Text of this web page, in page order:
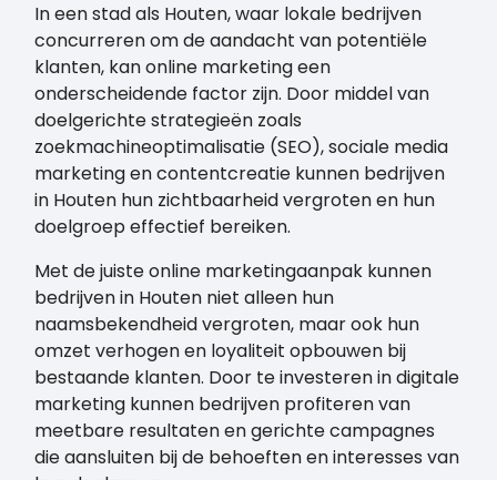
In een stad als Houten, waar lokale bedrijven
concurreren om de aandacht van potentiële
klanten, kan online marketing een
onderscheidende factor zijn. Door middel van
doelgerichte strategieën zoals
zoekmachineoptimalisatie (SEO), sociale media
marketing en contentcreatie kunnen bedrijven
in Houten hun zichtbaarheid vergroten en hun
doelgroep effectief bereiken.
Met de juiste online marketingaanpak kunnen
bedrijven in Houten niet alleen hun
naamsbekendheid vergroten, maar ook hun
omzet verhogen en loyaliteit opbouwen bij
bestaande klanten. Door te investeren in digitale
marketing kunnen bedrijven profiteren van
meetbare resultaten en gerichte campagnes
die aansluiten bij de behoeften en interesses van